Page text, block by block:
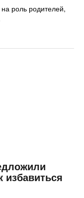
роль родителей,
избавиться